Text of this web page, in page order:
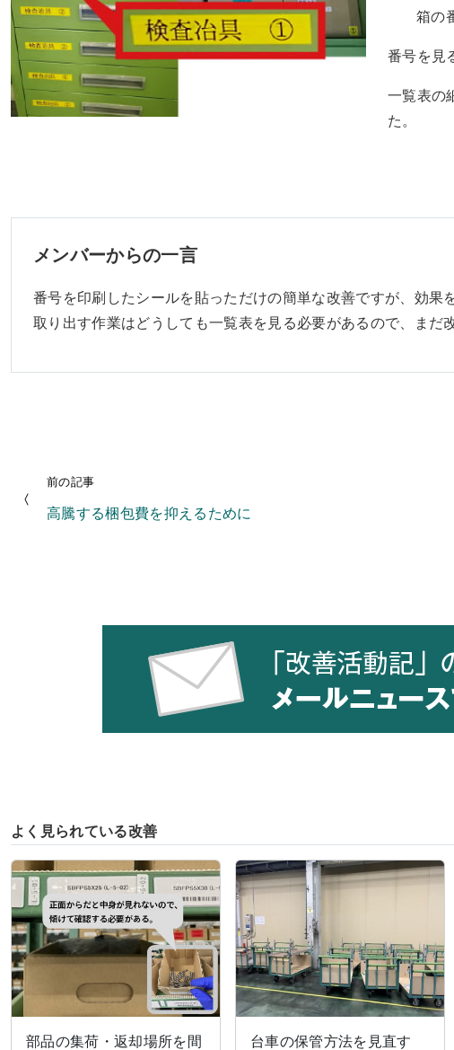
箱の
番号を見
一覧表の
た。
メンバーからの一言
番号を印刷したシールを貼っただけの簡単な改善ですが、効果
取り出す作業はどうしても一覧表を見る必要があるので、まだ
前の記事
高騰する梱包費を抑えるために
よく見られている改善
部品の集荷・返却場所を間
台車の保管方法を見直す